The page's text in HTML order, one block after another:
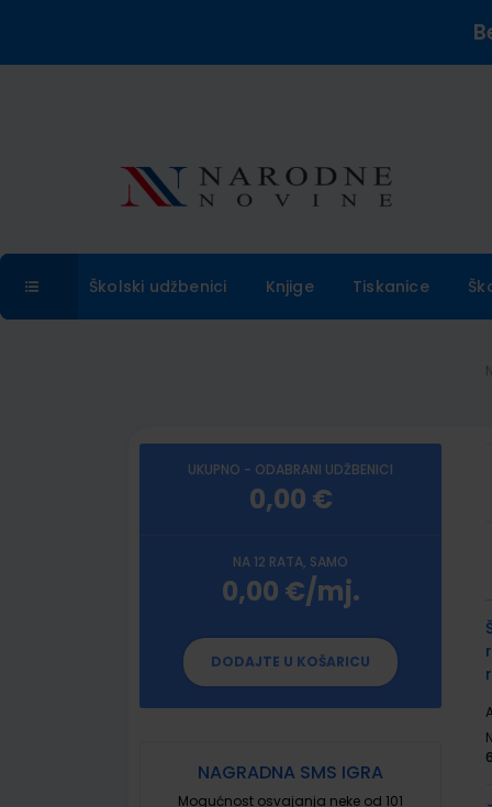
Školski udžbenici Knjige Tiskanice
UKUPNO - ODABRANI UDŽBENICI
0,00 €
NA 12 RATA, SAMO
0,00 €/mj.
DODAJTE U KOŠARICU
NAGRADNA SMS IGRA
Mogućnost osvajanja neke od 101